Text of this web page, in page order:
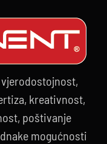
kreativnost,
poštivanje
mogućnosti